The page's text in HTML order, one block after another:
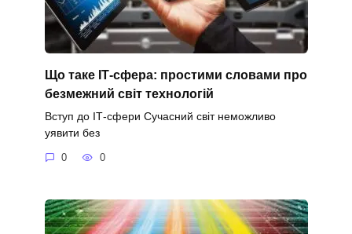
Що таке ІТ-сфера: простими словами про
безмежний світ технологій
Вступ до ІТ-сфери Сучасний світ неможливо
уявити без
0 0